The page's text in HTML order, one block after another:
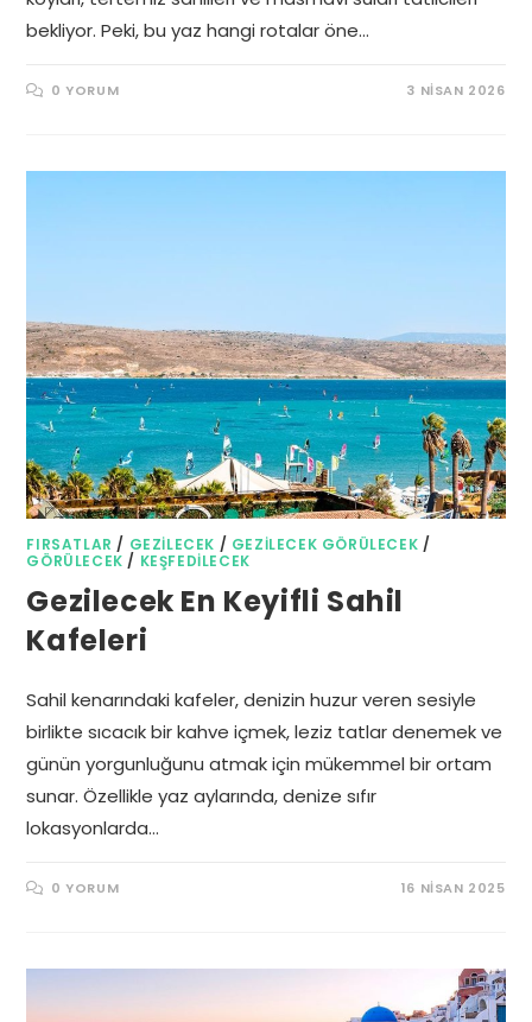
bekliyor. Peki, bu yaz hangi rotalar öne…
0 YORUM 3 NISAN 2026
FIRSATLAR / GEZILECEK / GEZILECEK GÖRÜLECEK /
GÖRÜLECEK / KEŞFEDILECEK
Gezilecek En Keyifli Sahil
Kafeleri
Sahil kenarındaki kafeler, denizin huzur veren sesiyle
birlikte sıcacık bir kahve içmek, leziz tatlar denemek ve
günün yorgunluğunu atmak için mükemmel bir ortam
sunar. Özellikle yaz aylarında, denize sıfır
lokasyonlarda…
0 YORUM 16 NISAN 2025